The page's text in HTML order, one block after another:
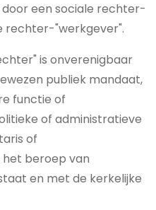
een sociale rechter-
rechter-"werkgever".
is onverenigbaar
publiek mandaat,
functie of
of administratieve
of
beroep van
en met de kerkelijke